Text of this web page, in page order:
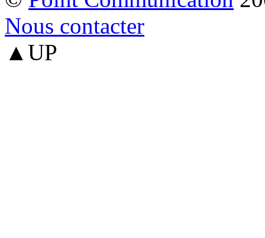
Nous contacter
▲UP